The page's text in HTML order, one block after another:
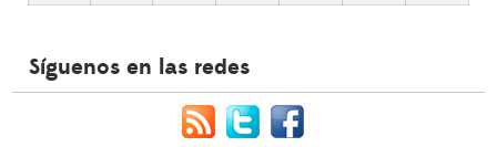
Síguenos en las redes